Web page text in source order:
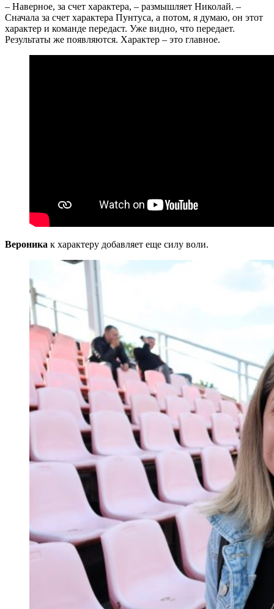
– Наверное, за счет характера, – размышляет Николай. –
Сначала за счет характера Пунтуса, а потом, я думаю, он этот
характер и команде передаст. Уже видно, что передает.
Результаты же появляются. Характер – это главное.
Вероника к характеру добавляет еще силу воли.